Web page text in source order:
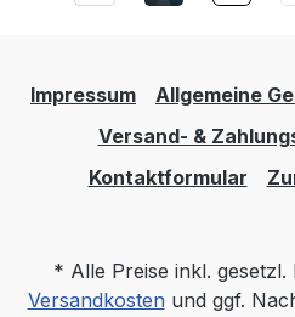
Impressum
Allgemeine
Versand- &
Kontaktformular
* Alle Preise inkl.
Versandkostenund ggf.